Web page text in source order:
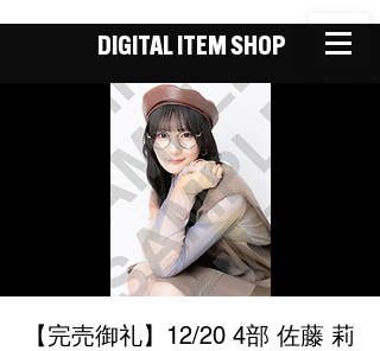
DIGITAL ITEM SHOP
【完売御礼】12/20 4部 佐藤 莉